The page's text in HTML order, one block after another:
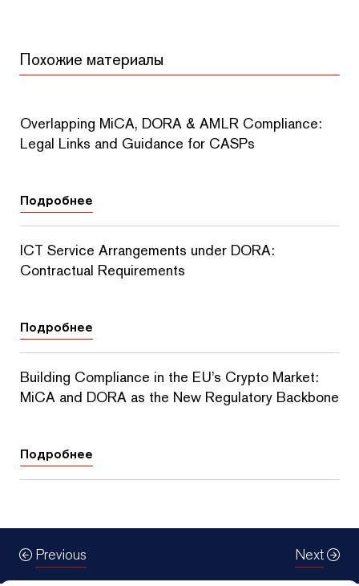
Похожие материалы
Overlapping MiCA, DORA & AMLR Compliance:
Legal Links and Guidance for CASPs
Подробнее
ICT Service Arrangements under DORA:
Contractual Requirements
Подробнее
Building Compliance in the EU’s Crypto Market:
MiCA and DORA as the New Regulatory Backbone
Подробнее
Previous Next